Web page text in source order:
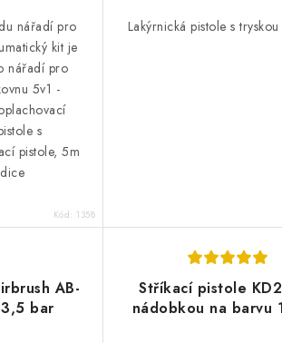
nářadí pro
kit je
nářadí pro
5v1 -
s
pistole, 5m
Kód: 1358
Lakýrnická pistole s
AB-
bar
Stříkací pistole
nádobkou na barvu